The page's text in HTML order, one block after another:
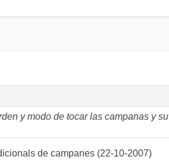
y modo de tocar las campanas y su
de campanes (22-10-2007)